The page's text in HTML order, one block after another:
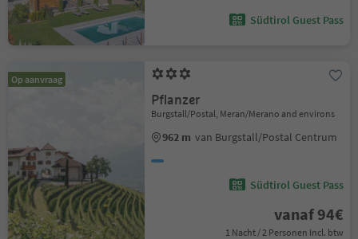
Südtirol Guest Pass
Op aanvraag
Pflanzer
Burgstall/Postal, Meran/Merano and environs
962 m van Burgstall/Postal Centrum
Südtirol Guest Pass
vanaf 94€
1 Nacht / 2 Personen Incl. btw